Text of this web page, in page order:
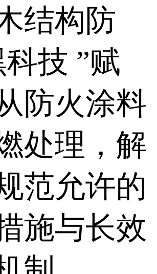
结构防
科技 ”赋
防火涂料
处理，解
范允许的
施与长效